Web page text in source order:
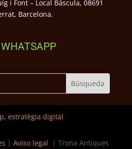
i Font – Local Báscula, 08691
Barcelona.
WHATSAPP
estratègia digital
| Aviso legal | Trona Antiques